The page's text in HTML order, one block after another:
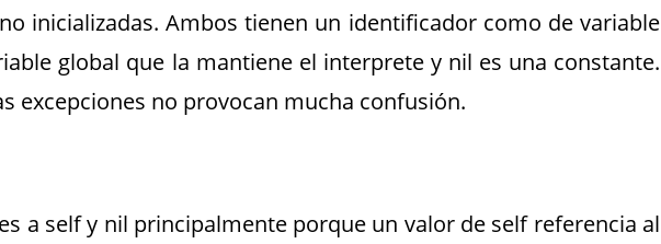
inicializadas. Ambos tienen un identificador como de variable
global que la mantiene el interprete y nil es una constante.
excepciones no provocan mucha confusión.
a self y nil principalmente porque un valor de self referencia al